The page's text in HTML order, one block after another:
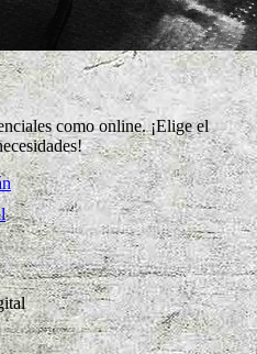
como online. ¡Elige el